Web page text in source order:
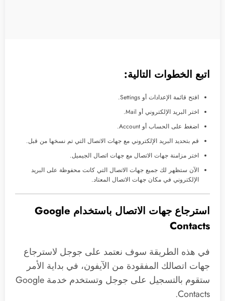
اتبع الخطوات التالية:
افتح قائمة الإعدادات أو Settings.
اختر البريد الإلكتروني أو Mail.
اضغط على الحساب أو Account.
قم بتحديد البريد الإلكتروني مع جهات الاتصال التي تم نسخها من قبل.
اختر مزامنة جهات الاتصال مع جهات اتصال الجيميل.
الآن ستظهر لك جميع جهات الاتصال التي كانت محفوظة على البريد
الإلكتروني في مكان جهات الاتصال المعتاد.
استرجاع جهات الاتصال باستخدام Google
Contacts
في هذه الطريقة سوف نعتمد على جوجل لاسترجاع
جهات اتصالك المفقودة من الآيفون، في بداية الأمر
ستقوم بالتسجيل على جوجل وتستخدم خدمة Google
Contacts.